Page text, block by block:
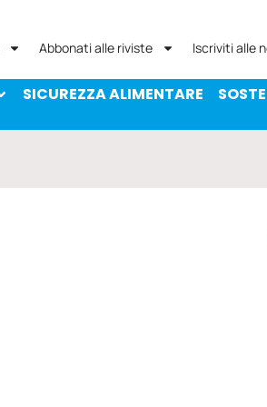
Abbonati alle riviste Iscriviti alle
SICUREZZA ALIMENTARE